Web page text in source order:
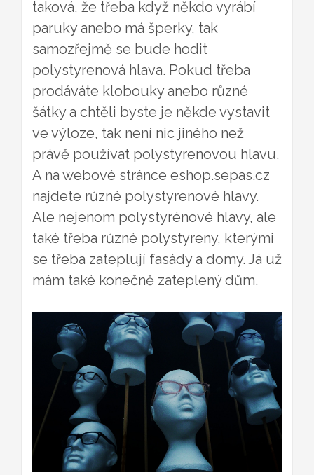
taková, že třeba když někdo vyrábí
paruky anebo má šperky, tak
samozřejmě se bude hodit
polystyrenová hlava. Pokud třeba
prodáváte klobouky anebo různé
šátky a chtěli byste je někde vystavit
ve výloze, tak není nic jiného než
právě používat polystyrenovou hlavu.
A na webové stránce eshop.sepas.cz
najdete různé polystyrenové hlavy.
Ale nejenom polystyrénové hlavy, ale
také třeba různé polystyreny, kterými
se třeba zateplují fasády a domy. Já už
mám také konečně zateplený dům.